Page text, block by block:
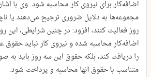
اضافه‌کار برای نیروی کار محاسبه شود. وی با
مجموعه‌ها به دلایل ضروری ترجیح می‌دهند یا
روز فعالیت کنند، افزود: در چنین شرایطی، این
اضافه‌کار محاسبه شده و نیروی کار نباید حقوق
را دریافت کند، بلکه حقوق این سه روز باید به
متناسب با حقوق آنها محاسبه و پرداخت شود.